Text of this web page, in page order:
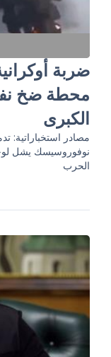
ضربة
محطة ضخ
الكبرى
مصادر استخباراتية:
نوفوروسيسك يشل
الحرب